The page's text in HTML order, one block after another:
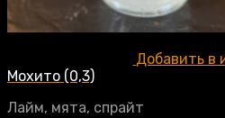
Добавить в
Мохито (0,3)
Лайм, мята, спрайт